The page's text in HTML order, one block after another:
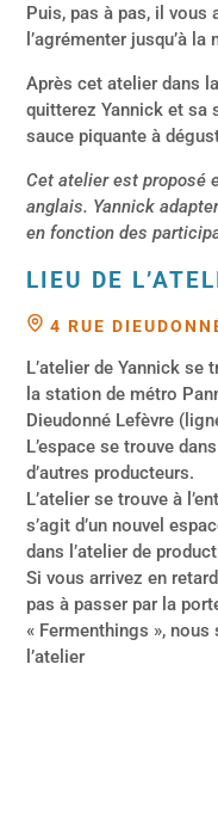
Puis, pas à pas, il vous
l’agrémenter jusqu’à la
Après cet atelier dans
quitterez Yannick et sa
sauce piquante à
Cet atelier est proposé
anglais. Yannick
en fonction des
LIEU DE
4 RUE
L’atelier de Yannick se
la station de métro
Dieudonné Lefèvre
L’espace se trouve
d’autres producteurs.
L’atelier se trouve à
s’agit d’un nouvel
dans l’atelier de
Si vous arrivez en
pas à passer par la
« Fermenthings »,
l’atelier